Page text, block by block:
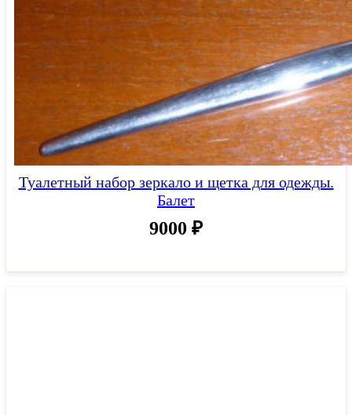
Туалетный набор зеркало и щетка для одежды.
Балет
9000 ₽